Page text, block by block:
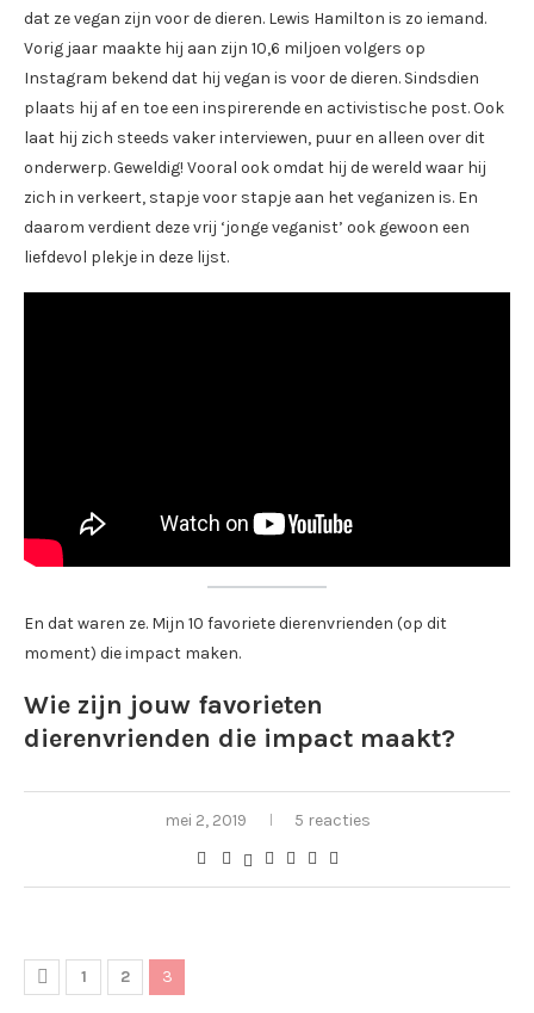
dat ze vegan zijn voor de dieren. Lewis Hamilton is zo iemand.
Vorig jaar maakte hij aan zijn 10,6 miljoen volgers op
Instagram bekend dat hij vegan is voor de dieren. Sindsdien
plaats hij af en toe een inspirerende en activistische post. Ook
laat hij zich steeds vaker interviewen, puur en alleen over dit
onderwerp. Geweldig! Vooral ook omdat hij de wereld waar hij
zich in verkeert, stapje voor stapje aan het veganizen is. En
daarom verdient deze vrij ‘jonge veganist’ ook gewoon een
liefdevol plekje in deze lijst.
En dat waren ze. Mijn 10 favoriete dierenvrienden (op dit
moment) die impact maken.
Wie zijn jouw favorieten
dierenvrienden die impact maakt?
mei 2, 2019 5 reacties
1 2 3